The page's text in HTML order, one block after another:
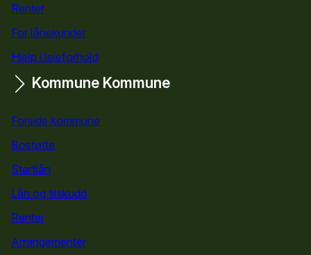
Renter
For lånekunder
Hjelp i leieforhold
Kommune Kommune
Forside kommune
Bostøtte
Startlån
Lån og tilskudd
Renter
Arrangementer